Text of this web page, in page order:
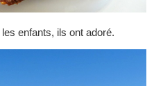
enfants, ils ont adoré.